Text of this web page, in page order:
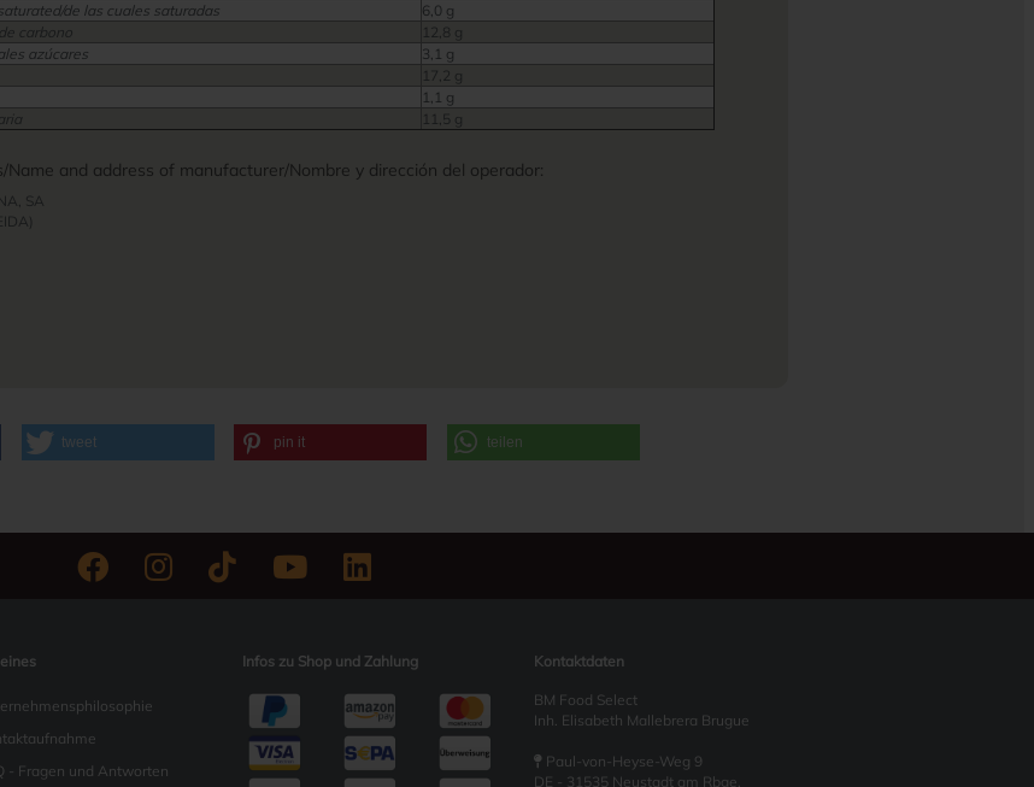
de las cuales saturadas
6,0 g
carbono
12,8 g
azúcares
3,1 g
17,2 g
1,1 g
11,5 g
and address of manufacturer/Nombre y dirección del operador:
SA
tweet pin it teilen
- Fragen und Antworten
Infos zu Shop und Zahlung Kontaktdaten
BM Food Select
Inh. Elisabeth Mallebrera Brugue
Paul-von-Heyse-Weg 9
DE - 31535 Neustadt am Rbge.